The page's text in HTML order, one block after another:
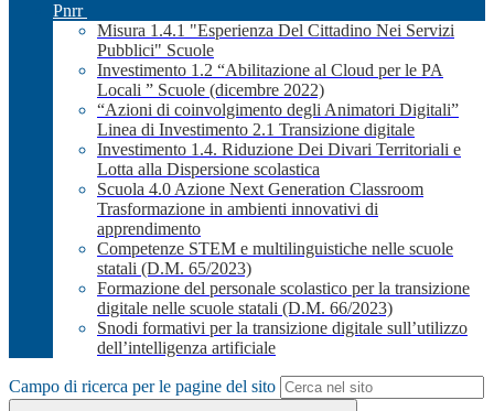
Pnrr
Misura 1.4.1 "Esperienza Del Cittadino Nei Servizi
Pubblici" Scuole
Investimento 1.2 “Abilitazione al Cloud per le PA
Locali ” Scuole (dicembre 2022)
“Azioni di coinvolgimento degli Animatori Digitali”
Linea di Investimento 2.1 Transizione digitale
Investimento 1.4. Riduzione Dei Divari Territoriali e
Lotta alla Dispersione scolastica
Scuola 4.0 Azione Next Generation Classroom
Trasformazione in ambienti innovativi di
apprendimento
Competenze STEM e multilinguistiche nelle scuole
statali (D.M. 65/2023)
Formazione del personale scolastico per la transizione
digitale nelle scuole statali (D.M. 66/2023)
Snodi formativi per la transizione digitale sull’utilizzo
dell’intelligenza artificiale
Campo di ricerca per le pagine del sito